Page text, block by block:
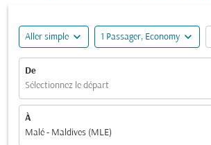
Aller simple expand_more 1 Passager, Economy expand_more
De
Sélectionnez le départ
À
Malé - Maldives (MLE)